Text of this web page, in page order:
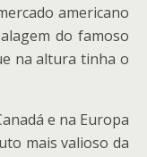
americano
do famoso
na altura tinha o
e na Europa
mais valioso da